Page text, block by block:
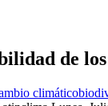
de
climático